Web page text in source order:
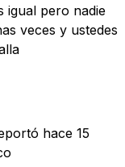
igual pero nadie
veces y ustedes
hace 15